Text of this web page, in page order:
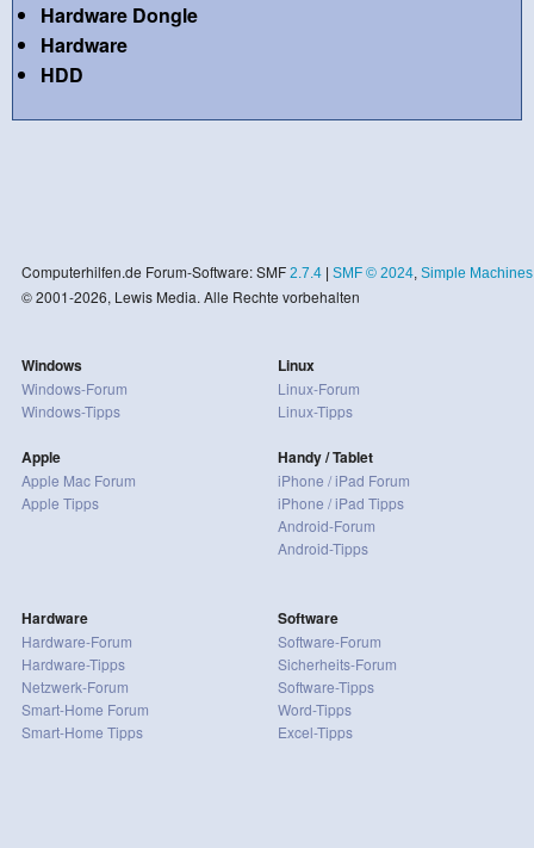
Hardware Dongle
Hardware
HDD
Computerhilfen.de Forum-Software: SMF 2.7.4| SMF © 2024, Simple Machines
© 2001-2026, Lewis Media. Alle Rechte vorbehalten
Windows
Windows-Forum
Windows-Tipps
Apple
Apple Mac Forum
Apple Tipps
Linux
Linux-Forum
Linux-Tipps
Handy / Tablet
iPhone / iPad Forum
iPhone / iPad Tipps
Android-Forum
Android-Tipps
Hardware
Hardware-Forum
Hardware-Tipps
Netzwerk-Forum
Smart-Home Forum
Smart-Home Tipps
Software
Software-Forum
Sicherheits-Forum
Software-Tipps
Word-Tipps
Excel-Tipps